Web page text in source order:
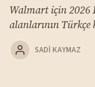
Walmart için 2026
alanlarının Türkçe
SADI KAYMAZ